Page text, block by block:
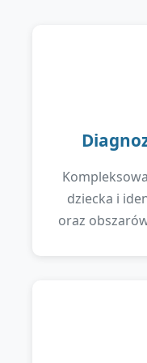
dziecka i
oraz